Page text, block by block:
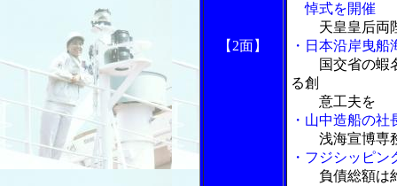
【2面】
悼式を開催
天皇皇后両
・日本沿岸曳
国交省の蝦
る創
意工夫を
・山中造船の
浅海宣博専
・フジシッピ
負債総額は